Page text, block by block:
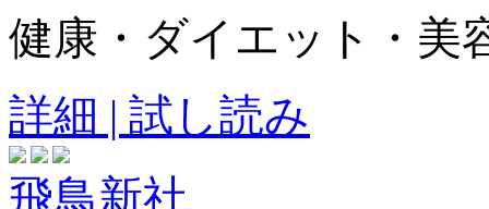
健康・ダイエット・美
詳細 | 試し読み
飛鳥新社